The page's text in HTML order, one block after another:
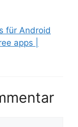
für Android
apps |